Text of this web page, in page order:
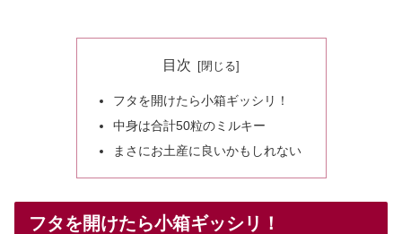
目次
フタを開けたら小箱ギッシリ！
中身は合計50粒のミルキー
まさにお土産に良いかもしれない
フタを開けたら小箱ギッシリ！